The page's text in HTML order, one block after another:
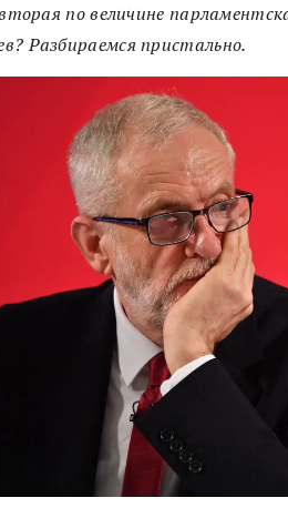
по величине
Разбираемся пристально.